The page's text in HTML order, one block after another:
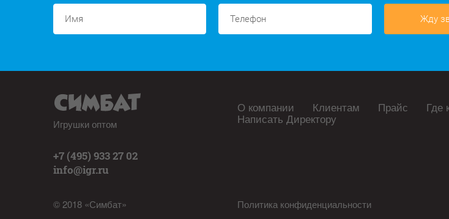
Жду
Игрушки оптом
+7 (495) 933 27 02
info@igr.ru
© 2018 «Симбат»
О компании Клиентам Прайс Где
Написать Директору
Политика конфиденциальности